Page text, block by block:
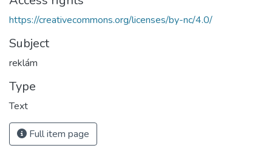
https://creativecommons.org/licenses/by-nc/4.0/
Subject
reklám
Type
Text
Full item page